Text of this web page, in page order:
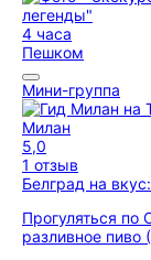
4 часа
Пешком
Мини-группа
Милан
5,0
1 отзыв
Белград на
Прогуляться по
разливное пиво